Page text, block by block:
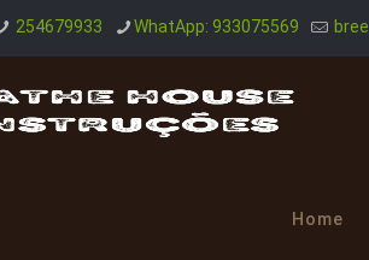
254679933 WhatApp: 933075569
Home